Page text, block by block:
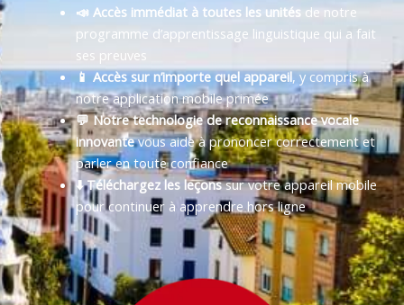
📣 Accès immédiat à toutes les unitésde notre
programme d’apprentissage linguistique qui a fait
ses preuves
📱 Accès sur n’importe quel appareil, y compris à
notre application mobile primée
💬 Notre technologie de reconnaissance vocale
innovantevous aide à prononcer correctement et
parler en toute confiance
⬇️ Téléchargez les leçonssur votre appareil mobile
pour continuer à apprendre hors ligne